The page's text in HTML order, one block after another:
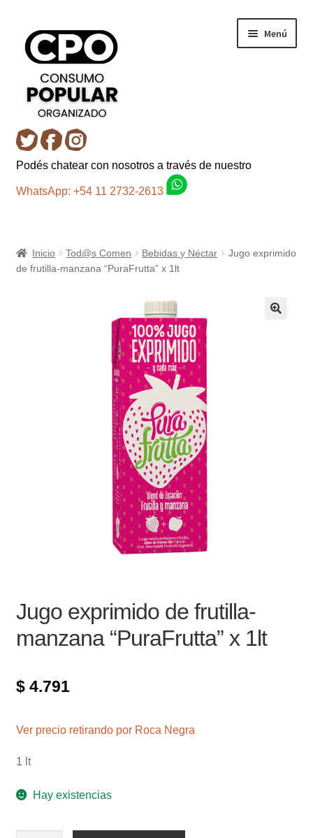
navegación
contenido
Menú
Inicio
Carro
Fondo AC
Preguntas Frecuentes
Retirando en Roca Negra
Sugerencias y consultas
Podés chatear con nosotros a través de nuestro
WhatsApp: +54 11 2732-2613
Inicio Tod@s Comen Bebidas y Néctar
Jugo exprimido
de frutilla-manzana “PuraFrutta” x 1lt
Jugo exprimido de frutilla-
manzana “PuraFrutta” x 1lt
$4.791
Ver precio retirando por Roca Negra
1 lt
Hay existencias